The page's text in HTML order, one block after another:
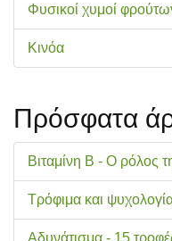
Φυσικοί χυμοί
Κινόα
Πρόσφατα
Βιταμίνη Β - Ο ρόλος
Τρόφιμα και
Αδυνάτισμα - 15